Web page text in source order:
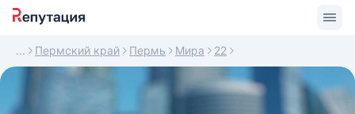
Пермский край Пермь Мира 22